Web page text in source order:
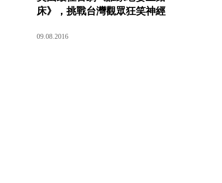
床》，挑戰台灣觀眾狂笑神經
09.08.2016